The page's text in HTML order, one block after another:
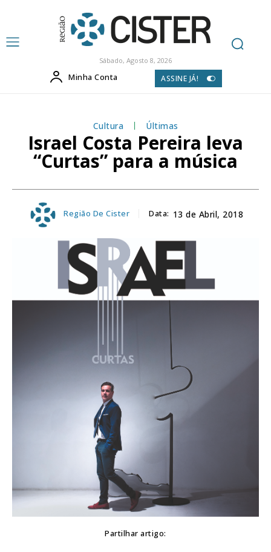
Sábado, Agosto 8, 2026
Minha Conta ASSINE JÁ!
Cultura Últimas
Israel Costa Pereira leva
“Curtas” para a música
Região De Cister Data: 13 de Abril, 2018
Partilhar artigo: